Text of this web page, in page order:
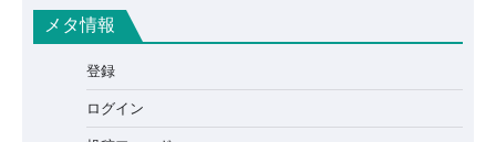
メタ情報
登録
ログイン